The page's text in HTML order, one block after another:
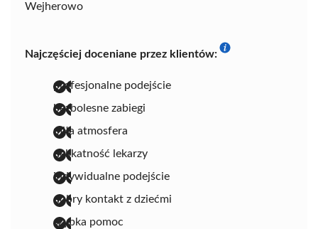
Wejherowo
Najczęściej doceniane przez klientów:
profesjonalne podejście
bezbolesne zabiegi
miła atmosfera
delikatność lekarzy
indywidualne podejście
dobry kontakt z dziećmi
szybka pomoc